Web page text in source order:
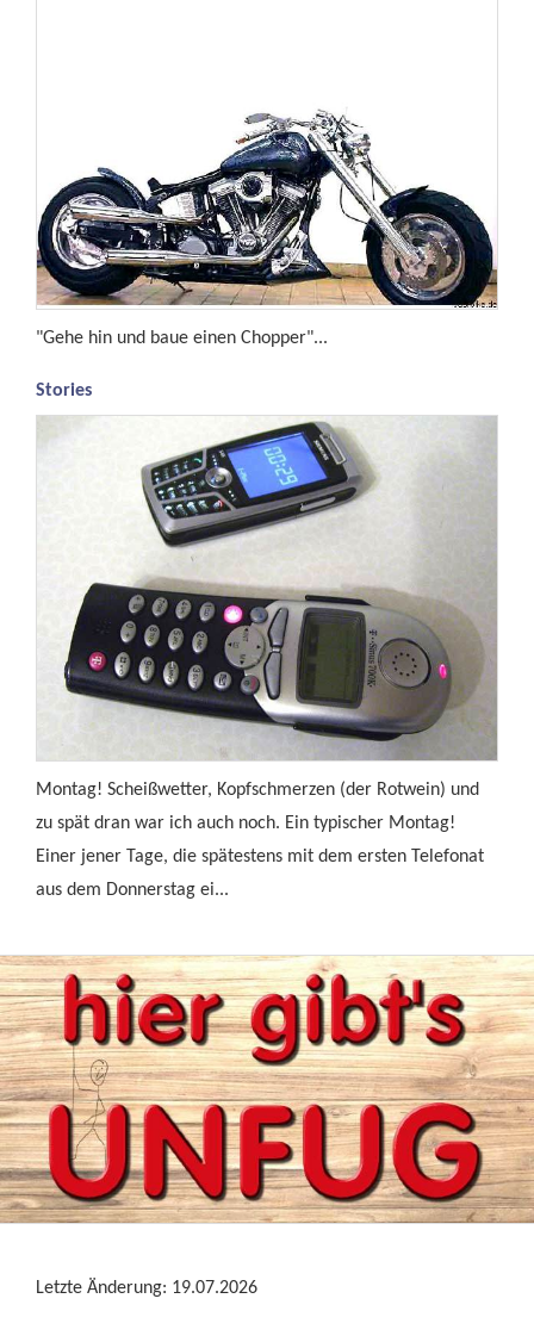
"Gehe hin und baue einen Chopper"...
Stories
Montag! Scheißwetter, Kopfschmerzen (der Rotwein) und
zu spät dran war ich auch noch. Ein typischer Montag!
Einer jener Tage, die spätestens mit dem ersten Telefonat
aus dem Donnerstag ei...
Letzte Änderung: 19.07.2026